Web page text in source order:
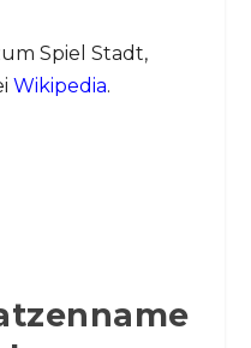
Spiel Stadt,
Wikipedia.